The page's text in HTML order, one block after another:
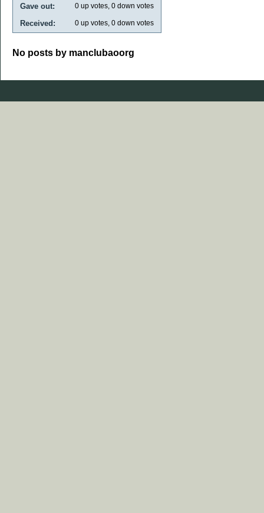
Gave out: 0 up votes, 0 down votes
Received: 0 up votes, 0 down votes
No posts by manclubaoorg